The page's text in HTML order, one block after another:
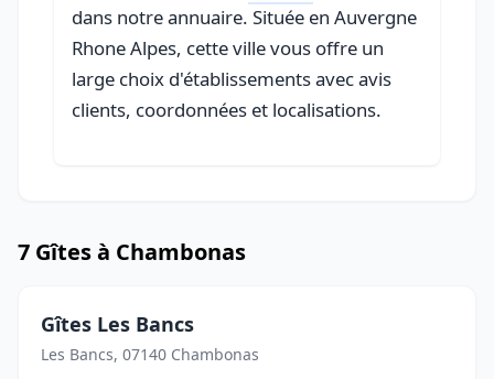
dans notre annuaire. Située en Auvergne
Rhone Alpes, cette ville vous offre un
large choix d'établissements avec avis
clients, coordonnées et localisations.
7 Gîtes à Chambonas
Gîtes Les Bancs
Les Bancs, 07140 Chambonas